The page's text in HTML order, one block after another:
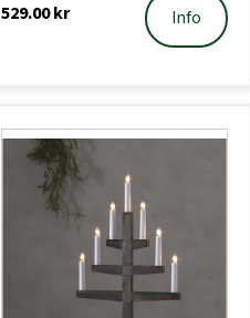
529.00kr Info